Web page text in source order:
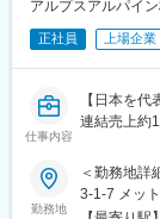
将来的に
■強み・特
上場企業の
です。国内
に強いリス
に1度の変
アルプスアルパイ
正社員 上場企業
仕事内容
【日本を
連結売上約
■業務内容：
業容拡大
勤務地
＜勤務地詳
3-1-7 メッ
受動喫煙